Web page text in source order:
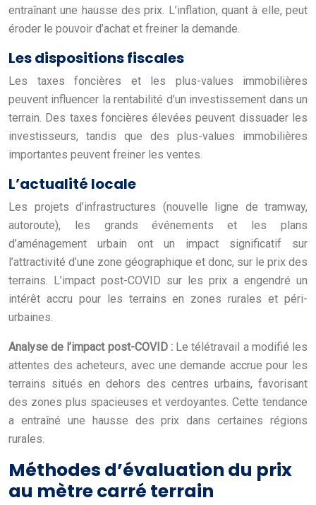
entraînant une hausse des prix. L’inflation, quant à elle, peut
éroder le pouvoir d’achat et freiner la demande.
Les dispositions fiscales
Les taxes foncières et les plus-values immobilières
peuvent influencer la rentabilité d’un investissement dans un
terrain. Des taxes foncières élevées peuvent dissuader les
investisseurs, tandis que des plus-values immobilières
importantes peuvent freiner les ventes.
L’actualité locale
Les projets d’infrastructures (nouvelle ligne de tramway,
autoroute), les grands événements et les plans
d’aménagement urbain ont un impact significatif sur
l’attractivité d’une zone géographique et donc, sur le prix des
terrains. L’impact post-COVID sur les prix a engendré un
intérêt accru pour les terrains en zones rurales et péri-
urbaines.
Analyse de l’impact post-COVID : Le télétravail a modifié les
attentes des acheteurs, avec une demande accrue pour les
terrains situés en dehors des centres urbains, favorisant
des zones plus spacieuses et verdoyantes. Cette tendance
a entraîné une hausse des prix dans certaines régions
rurales.
Méthodes d’évaluation du prix
au mètre carré terrain